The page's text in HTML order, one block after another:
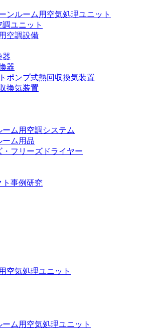
ンルーム用空気処理ユニット
ユニット
空調設備
器
器
ポンプ式熱回収換気装置
換気装置
ーム用空調システム
ーム用品
・フリーズドライヤー
ト事例研究
空気処理ユニット
ーム用空気処理ユニット